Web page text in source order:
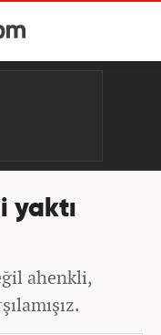
yaktı
ahenkli,